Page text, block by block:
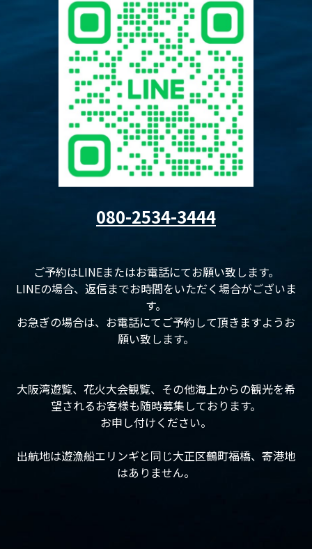
080-2534-3444
ご予約はLINEまたはお電話にてお願い致します。
LINEの場合、返信までお時間をいただく場合がございま
す。
お急ぎの場合は、お電話にてご予約して頂きますようお
願い致します。
大阪湾遊覧、花火大会観覧、その他海上からの観光を希
望されるお客様も随時募集しております。
お申し付けください。
出航地は遊漁船エリンギと同じ大正区鶴町福橋、寄港地
はありません。